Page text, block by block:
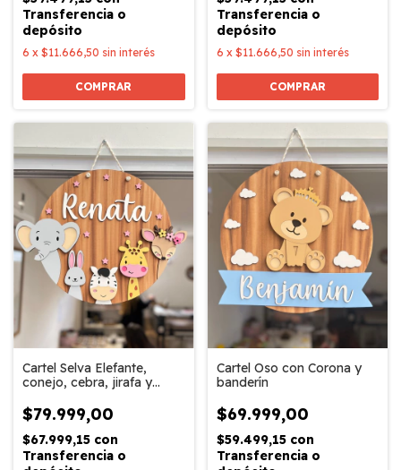
Transferencia o
depósito
6 x $11.666,50 sin interés
COMPRAR
Transferencia o
depósito
6 x $11.666,50 sin interés
COMPRAR
Cartel Selva Elefante,
conejo, cebra, jirafa y
$79.999,00
$67.999,15 con
Transferencia o
Cartel Oso con Corona y
banderín
$69.999,00
$59.499,15 con
Transferencia o